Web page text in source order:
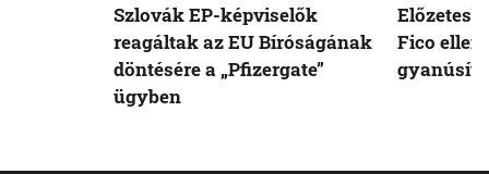
Szlovák EP-képviselők
reagáltak az EU Bíróságának
döntésére a „Pfizergate”
ügyben
Fico